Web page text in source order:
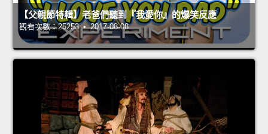
【父親節特輯】老爸們聽到『我愛你』的爆笑反應
觀看次數：25253 • 2017-08-08